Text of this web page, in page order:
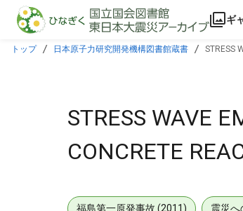
本文に飛ぶ
ギ
トップ 日本原子力研究開発機構図書館蔵書 STRESS
STRESS WAVE
CONCRETE
福島第一原発事故 (2011) 震災へ